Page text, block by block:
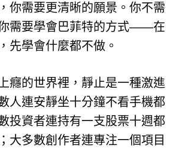
你需要更清晰的願景。你不需
需要學會巴菲特的方式——在
先學會什麼都不做。
癮的世界裡，靜止是一種激進
人連安靜坐十分鐘不看手機都
投資者連持有一支股票十週都
大多數創作者連專注一個項目